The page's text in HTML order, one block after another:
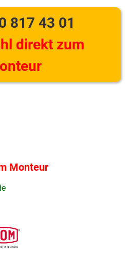
817 43 01
direkt zum
Monteur